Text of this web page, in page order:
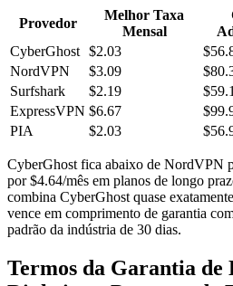
Provedor
Melhor Taxa
Mensal
CyberGhost $2.03
NordVPN
$3.09
Surfshark
$2.19
ExpressVPN $6.67
PIA
$2.03
CyberGhost fica abaixo de NordVPN
por $4.64/mês em planos de longo
combina CyberGhost quase
vence em comprimento de garantia
padrão da indústria de 30 dias.
Termos da Garantia de